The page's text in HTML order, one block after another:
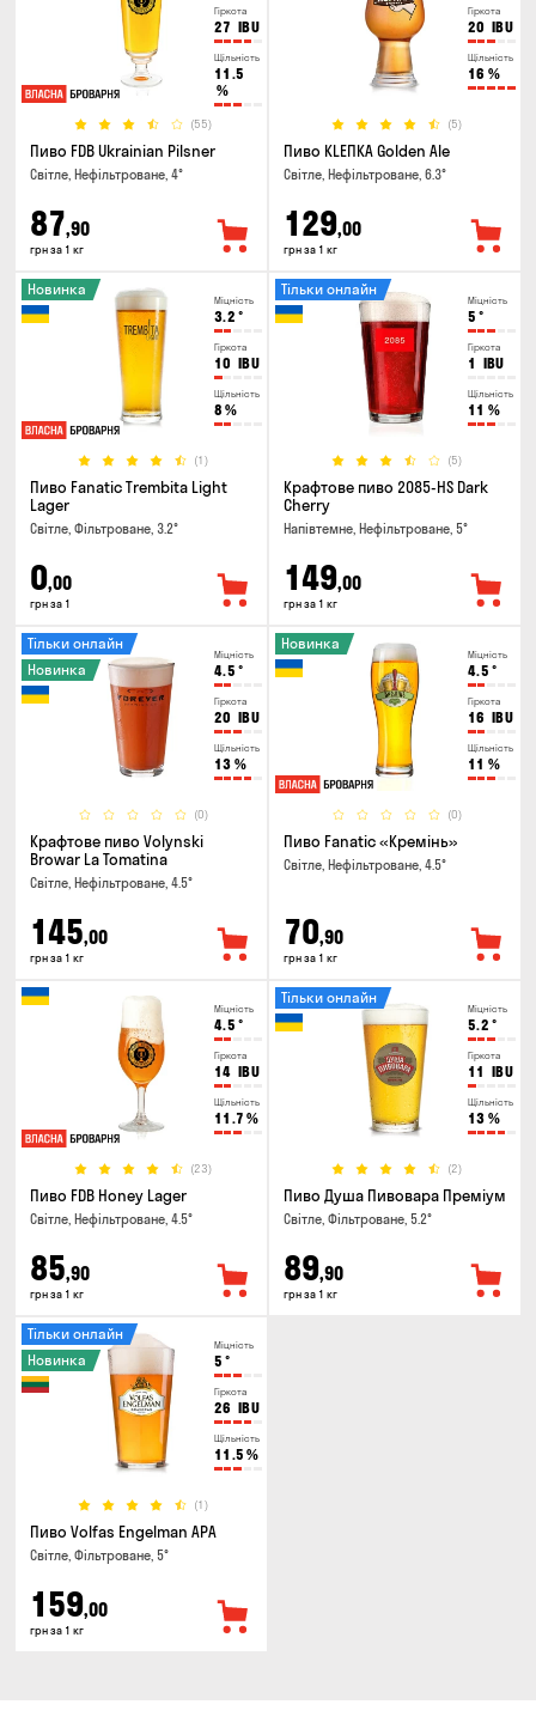
Гіркота
27 IBU
Щільність
11.5
%
(55)
Пиво FDB Ukrainian Pilsner
Світле, Нефільтроване, 4°
87,90
грн за 1 кг
Гіркота
20 IBU
Щільність
16 %
(5)
Пиво KLEПКА Golden Ale
Світле, Нефільтроване, 6.3°
129,00
грн за 1 кг
Міцність
3.2 °
Гіркота
10 IBU
Щільність
8 %
(1)
Новинка
Пиво Fanatic Trembita Light
Lager
Світле, Фільтроване, 3.2°
0,00
грн за 1
Міцність
5 °
Гіркота
1 IBU
Щільність
11 %
(5)
Тільки онлайн
Крафтове пиво 2085-HS Dark
Cherry
Напівтемне, Нефільтроване, 5°
149,00
грн за 1 кг
Міцність
4.5 °
Гіркота
20 IBU
Щільність
13 %
(0)
Тільки онлайн
Новинка
Крафтове пиво Volynski
Browar La Tomatina
Світле, Нефільтроване, 4.5°
145,00
грн за 1 кг
Міцність
4.5 °
Гіркота
16 IBU
Щільність
11 %
(0)
Новинка
Пиво Fanatic «Кремінь»
Світле, Нефільтроване, 4.5°
70,90
грн за 1 кг
Міцність
4.5 °
Гіркота
14 IBU
Щільність
11.7 %
(23)
Пиво FDB Honey Lager
Світле, Нефільтроване, 4.5°
85,90
грн за 1 кг
Міцність
5.2 °
Гіркота
11 IBU
Щільність
13 %
(2)
Тільки онлайн
Пиво Душа Пивовара Преміум
Світле, Фільтроване, 5.2°
89,90
грн за 1 кг
Міцність
5 °
Гіркота
26 IBU
Щільність
11.5 %
(1)
Тільки онлайн
Новинка
Пиво Volfas Engelman APA
Світле, Фільтроване, 5°
159,00
грн за 1 кг